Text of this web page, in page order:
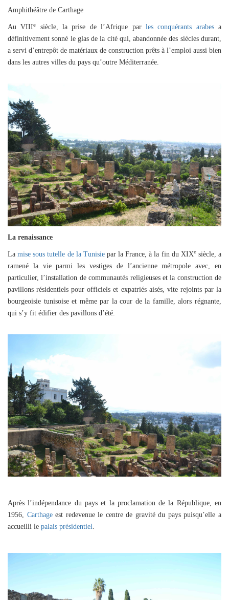
Amphithéâtre de Carthage
Au VIIIe siècle, la prise de l’Afrique par les conquérants arabesa
définitivement sonné le glas de la cité qui, abandonnée des siècles durant,
a servi d’entrepôt de matériaux de construction prêts à l’emploi aussi bien
dans les autres villes du pays qu’outre Méditerranée.
La renaissance
Lamise sous tutelle de la Tunisiepar la France, à la fin du XIXesiècle, a
ramené la vie parmi les vestiges de l’ancienne métropole avec, en
particulier, l’installation de communautés religieuses et la construction de
pavillons résidentiels pour officiels et expatriés aisés, vite rejoints par la
bourgeoisie tunisoise et même par la cour de la famille, alors régnante,
qui s’y fit édifier des pavillons d’été.
Après l’indépendance du pays et la proclamation de la République, en
1956, Carthageest redevenue le centre de gravité du pays puisqu’elle a
accueilli le palais présidentiel.